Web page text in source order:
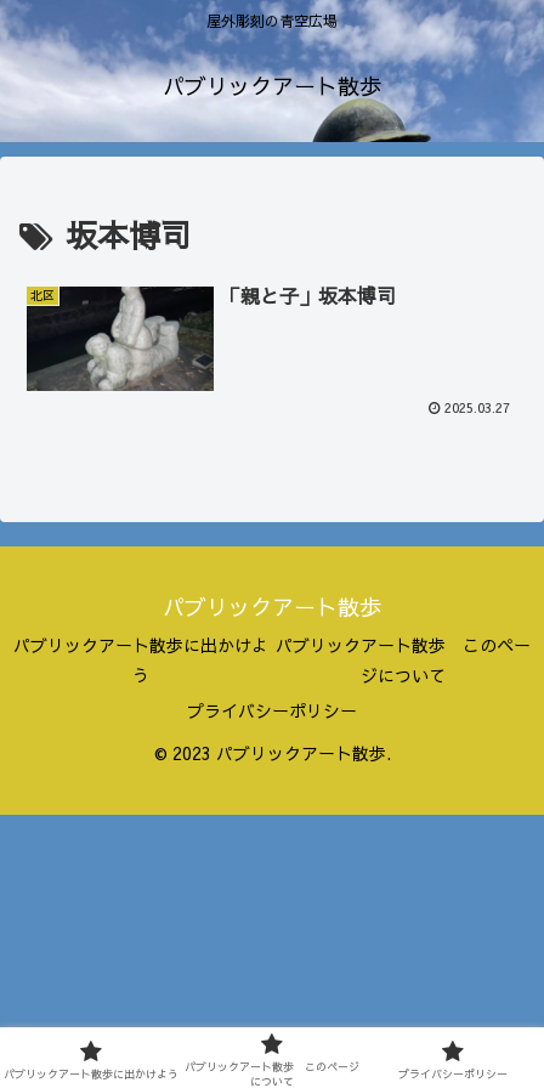
屋外彫刻の青空広場
パブリックアート散歩
坂本博司
北区 「親と子」坂本博司
2025.03.27
パブリックアート散歩
パブリックアート散歩に出かけよ
う
パブリックアート散歩 このペー
ジについて
プライバシーポリシー
© 2023 パブリックアート散歩.
パブリックアート散歩に出かけよう
パブリックアート散歩 このページ
について
プライバシーポリシー